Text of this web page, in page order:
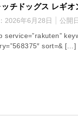
ッチドッグス レギ
2026年6月28日 公開
service=”rakuten”
sort=& […]